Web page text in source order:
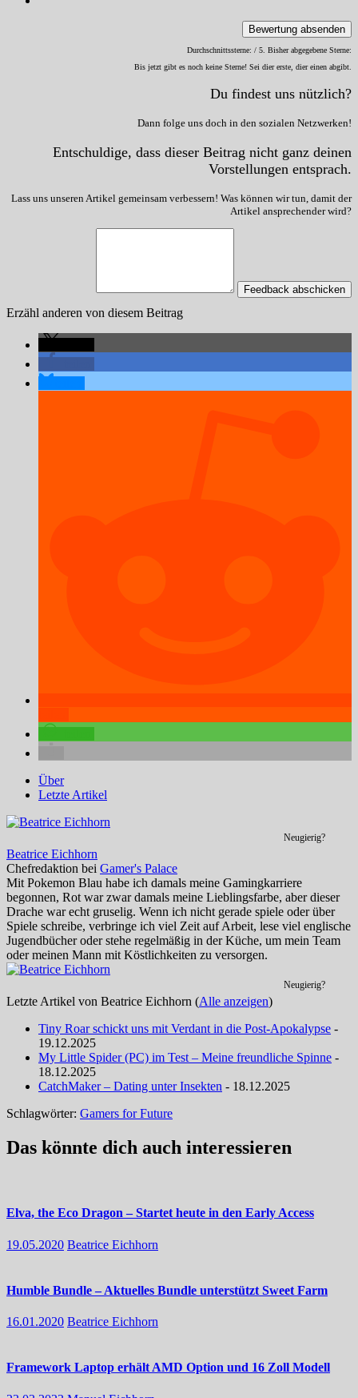
Bewertung absenden
Durchschnittssterne: / 5. Bisher abgegebene Sterne:
Bis jetzt gibt es noch keine Sterne! Sei dier erste, dier einen abgibt.
Du findest uns nützlich?
Dann folge uns doch in den sozialen Netzwerken!
Entschuldige, dass dieser Beitrag nicht ganz deinen
Vorstellungen entsprach.
Lass uns unseren Artikel gemeinsam verbessern! Was können wir tun, damit der
Artikel ansprechender wird?
Feedback abschicken
Erzähl anderen von diesem Beitrag
Über
Letzte Artikel
Neugierig?
Beatrice Eichhorn
Chefredaktion bei Gamer's Palace
Mit Pokemon Blau habe ich damals meine Gamingkarriere
begonnen, Rot war zwar damals meine Lieblingsfarbe, aber dieser
Drache war echt gruselig. Wenn ich nicht gerade spiele oder über
Spiele schreibe, verbringe ich viel Zeit auf Arbeit, lese viel englische
Jugendbücher oder stehe regelmäßig in der Küche, um mein Team
oder meinen Mann mit Köstlichkeiten zu versorgen.
Neugierig?
Letzte Artikel von Beatrice Eichhorn (Alle anzeigen)
Tiny Roar schickt uns mit Verdant in die Post-Apokalypse -
19.12.2025
My Little Spider (PC) im Test – Meine freundliche Spinne -
18.12.2025
CatchMaker – Dating unter Insekten - 18.12.2025
Schlagwörter: Gamers for Future
Das könnte dich auch interessieren
Elva, the Eco Dragon – Startet heute in den Early Access
19.05.2020 Beatrice Eichhorn
Humble Bundle – Aktuelles Bundle unterstützt Sweet Farm
16.01.2020 Beatrice Eichhorn
Framework Laptop erhält AMD Option und 16 Zoll Modell